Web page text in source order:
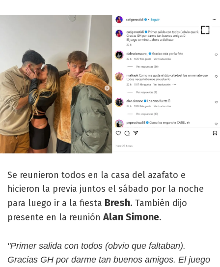
Se reunieron todos en la casa del azafato e
hicieron la previa juntos el sábado por la noche
para luego ir a la fiesta Bresh. También dijo
presente en la reuniónAlan Simone.
"Primer salida con todos (obvio que faltaban).
Gracias GH por darme tan buenos amigos. El juego